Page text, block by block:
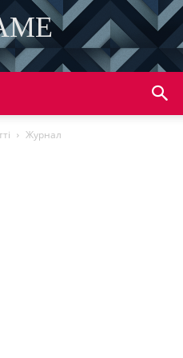
OF PUBLISHING
Журнал